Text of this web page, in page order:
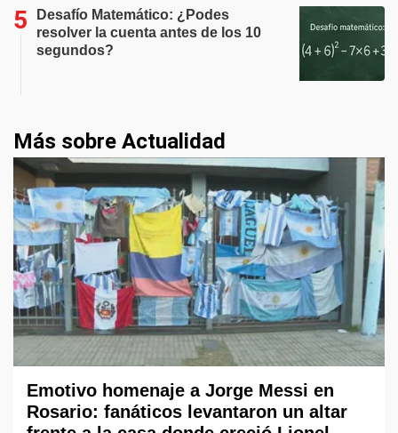
Desafío Matemático: ¿Podes
resolver la cuenta antes de los 10
segundos?
Más sobre Actualidad
Emotivo homenaje a Jorge Messi en
Rosario: fanáticos levantaron un altar